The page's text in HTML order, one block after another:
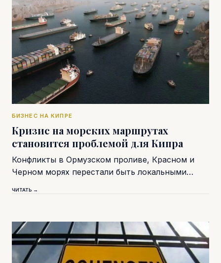
БИЗНЕС НА КИПРЕ
Кризис на морских маршрутах
становится проблемой для Кипра
Конфликты в Ормузском проливе, Красном и
Черном морях перестали быть локальными…
ЧИТАТЬ →